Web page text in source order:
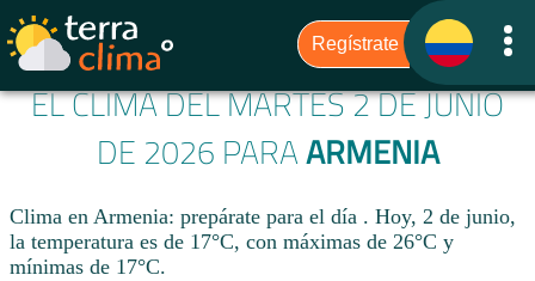
EL CLIMA DEL MARTES 2 DE JUNIO
DE 2026 PARAARMENIA
Clima en Armenia: prepárate para el día . Hoy, 2 de junio,
la temperatura es de 17°C, con máximas de 26°C y
mínimas de 17°C.